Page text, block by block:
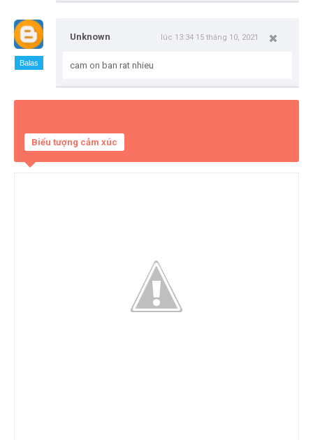
Balas
Unknown lúc 13:34 15 tháng 10, 2021
cam on ban rat nhieu
Biểu tượng cảm xúc